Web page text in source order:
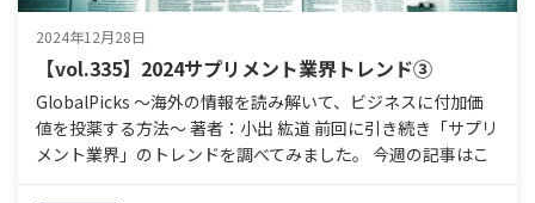
2024年12月28日
【vol.335】2024サプリメント業界トレンド③
GlobalPicks 〜海外の情報を読み解いて、ビジネスに付加価
値を投薬する方法〜 著者：小出 紘道 前回に引き続き「サプリ
メント業界」のトレンドを調べてみました。 今週の記事はこ